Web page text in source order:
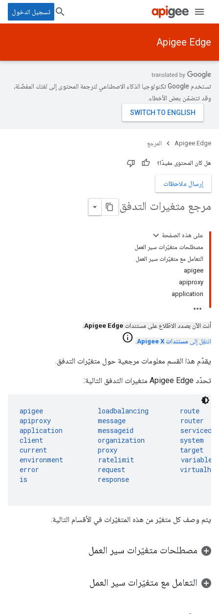
تسجيل الدخول
Apigee Edge
تستخدم Google تكنولوجيا الذكاء الاصطناعي لترجمة المحتوى إلى لغتك المفضّلة،
وقد تتضمّن بعض الأخطاء.
Apigee Edge المرجع
هل كان المحتوى مفيدًا؟
إرسال ملاحظات
مرجع متغيرات التدفق
على هذه الصفحة
مصطلحات متغيّرات سير العمل
التعامل مع متغيّرات سير العمل
apigee
apiproxy
application
أنت الآن بصدد الاطّلاع على مستندات Apigee Edge
.
انتقِل إلى مستندات Apigee X .
info
يقدّم هذا القسم معلومات مرجعية حول متغيّرات التدفق.
تحدّد Apigee Edge متغيرات التدفق التالية:
apigee loadbalancing
route
apiproxy
message
router
application
messageid
client
organization
system
current
proxy
target
environment
ratelimit
variable
error
request
is
response
يتم وصف كل متغيّر من هذه المتغيّرات في الأقسام التالية.
مصطلحات متغيّرات سير العمل
التعامل مع متغيّرات سير العمل